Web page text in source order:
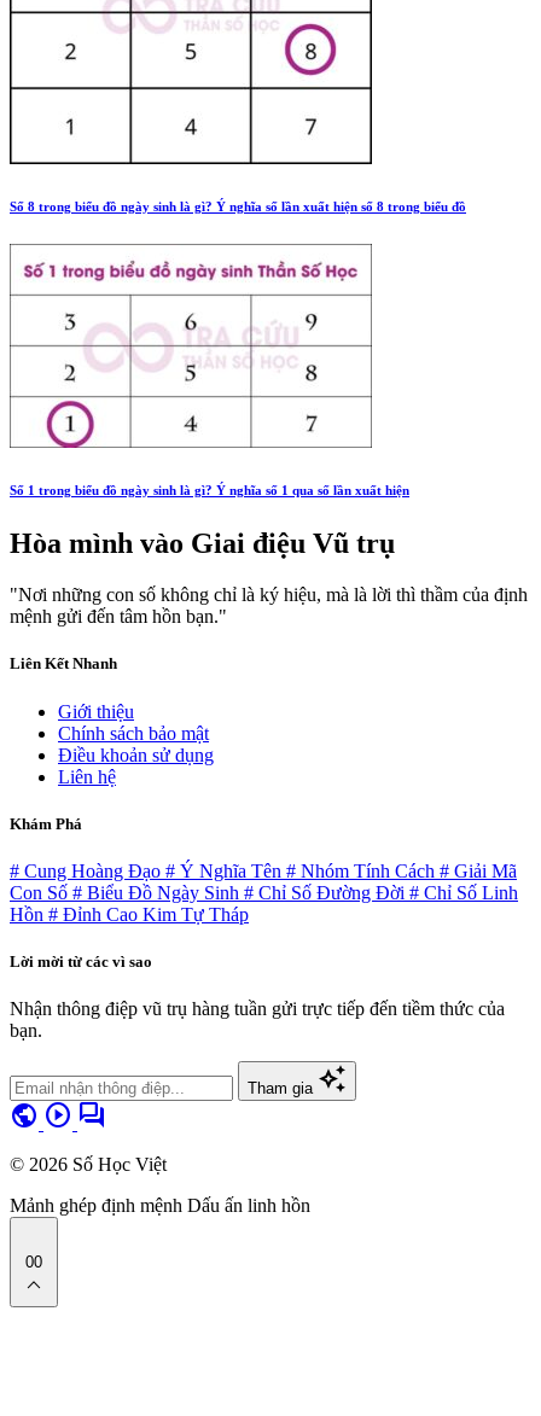
Số 8 trong biểu đồ ngày sinh là gì? Ý nghĩa số lần xuất hiện số 8 trong biểu đồ
Số 1 trong biểu đồ ngày sinh là gì? Ý nghĩa số 1 qua số lần xuất hiện
Hòa mình vào Giai điệu Vũ trụ
"Nơi những con số không chỉ là ký hiệu, mà là lời thì thầm của định
mệnh gửi đến tâm hồn bạn."
Liên Kết Nhanh
Giới thiệu
Chính sách bảo mật
Điều khoản sử dụng
Liên hệ
Khám Phá
# Cung Hoàng Đạo # Ý Nghĩa Tên # Nhóm Tính Cách # Giải Mã
Con Số # Biểu Đồ Ngày Sinh # Chỉ Số Đường Đời # Chỉ Số Linh
Hồn # Đỉnh Cao Kim Tự Tháp
Lời mời từ các vì sao
Nhận thông điệp vũ trụ hàng tuần gửi trực tiếp đến tiềm thức của
bạn.
Tham gia auto_awesome
public play_circle forum
© 2026 Số Học Việt
Mảnh ghép định mệnh Dấu ấn linh hồn
00
expand_less